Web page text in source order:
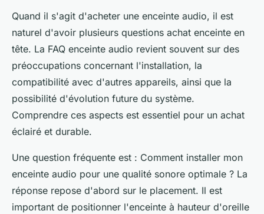
Quand il s'agit d'acheter une enceinte audio, il est
naturel d'avoir plusieurs questions achat enceinte en
tête. La FAQ enceinte audio revient souvent sur des
préoccupations concernant l'installation, la
compatibilité avec d'autres appareils, ainsi que la
possibilité d'évolution future du système.
Comprendre ces aspects est essentiel pour un achat
éclairé et durable.
Une question fréquente est : Comment installer mon
enceinte audio pour une qualité sonore optimale ? La
réponse repose d'abord sur le placement. Il est
important de positionner l'enceinte à hauteur d'oreille